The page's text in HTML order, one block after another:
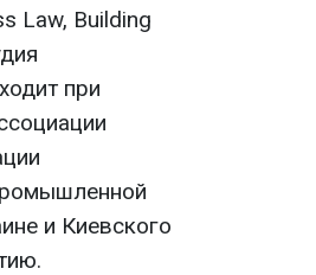
Law, Building
при
и Киевского